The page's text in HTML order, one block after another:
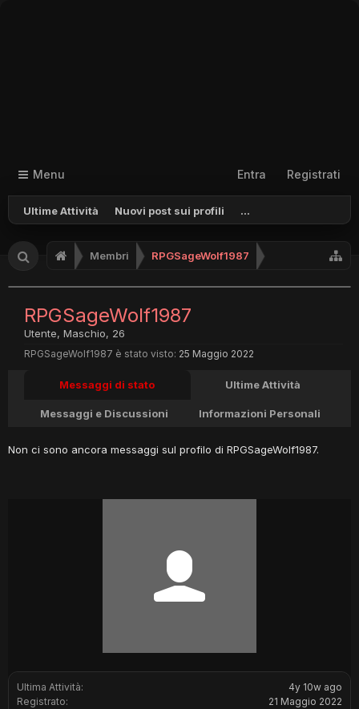
Menu
Ultime Attività Nuovi post sui profili ...
Entra Registrati
Membri RPGSageWolf1987
Ultima Attività:
4y 10w ago
Registrato:
21 Maggio 2022
RPGSageWolf1987
Utente, Maschio, 26
RPGSageWolf1987 è stato visto: 25 Maggio 2022
Messaggi di stato Ultime Attività
Messaggi e Discussioni Informazioni Personali
Non ci sono ancora messaggi sul profilo di RPGSageWolf1987.